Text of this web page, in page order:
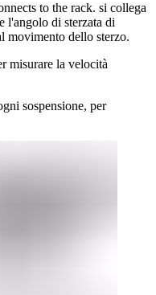
to the rack. si collega
l'angolo di sterzata di
movimento dello sterzo.
misurare la velocità
sospensione, per